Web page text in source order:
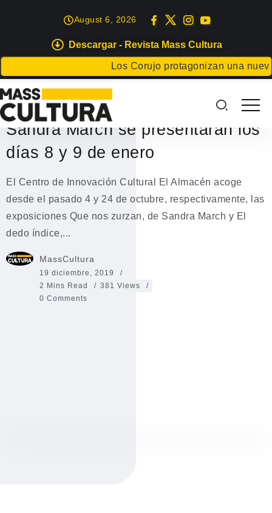
Descargar - Revista Mass Cultura
Los Corujo protagonizan una nueva
August 6, 2026
EXPOSICIONES
Los catálogos de las
exposiciones de Pepe Vera y
Sandra March se presentarán los
días 8 y 9 de enero
El Centro de Innovación Cultural El Almacén acoge
desde el pasado 4 y 24 de octubre, respectivamente, las
exposiciones Que nos zurzan, de Sandra March y El
dedo índice,...
MassCultura
19 diciembre, 2019
2 Mins Read
381 Views
0 Comments